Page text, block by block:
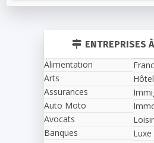
ENTREPRISES
Alimentation
Arts
Assurances
Auto Moto
Avocats
Banques
Luxe